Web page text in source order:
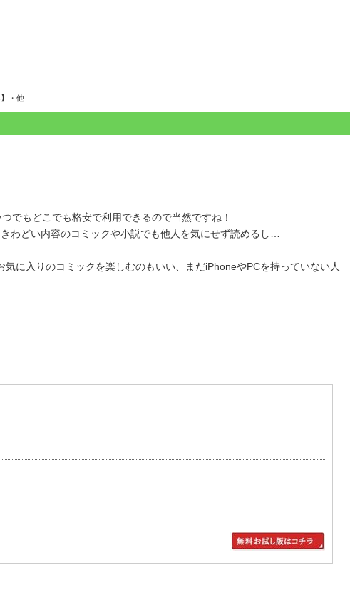
・他
でもどこでも格安で利用できるので当然ですね！
わどい内容のコミックや小説でも他人を気にせず読めるし…
に入りのコミックを楽しむのもいい、まだiPhoneやPCを持っていない人